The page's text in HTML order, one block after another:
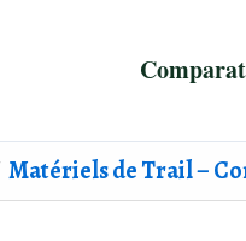
Matériels de Trail –